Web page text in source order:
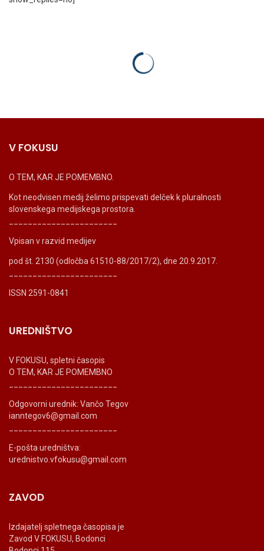
V FOKUSU
O TEM, KAR JE POMEMBNO.
Kot neodvisen medij želimo prispevati delček k pluralnosti
slovenskega medijskega prostora.
Vpisan v razvid medijev
pod št. 2130 (odločba 61510-88/2017/2), dne 20.9.2017.
ISSN 2591-0841
UREDNIŠTVO
V FOKUSU, spletni časopis
O TEM, KAR JE POMEMBNO
Odgovorni urednik: Vančo Tegov
ianntegov6@gmail.com
E-pošta uredništva:
urednistvo.vfokusu@gmail.com
ZAVOD
Izdajatelj spletnega časopisa je
Zavod V FOKUSU, Bodonci